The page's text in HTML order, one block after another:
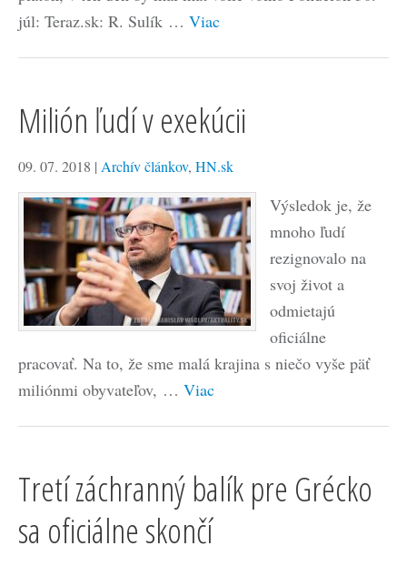
júl: Teraz.sk: R. Sulík … Viac
Milión ľudí v exekúcii
09. 07. 2018 | Archív článkov, HN.sk
Výsledok je, že
mnoho ľudí
rezignovalo na
svoj život a
odmietajú
oficiálne
pracovať. Na to, že sme malá krajina s niečo vyše päť
miliónmi obyvateľov, … Viac
Tretí záchranný balík pre Grécko
sa oficiálne skončí